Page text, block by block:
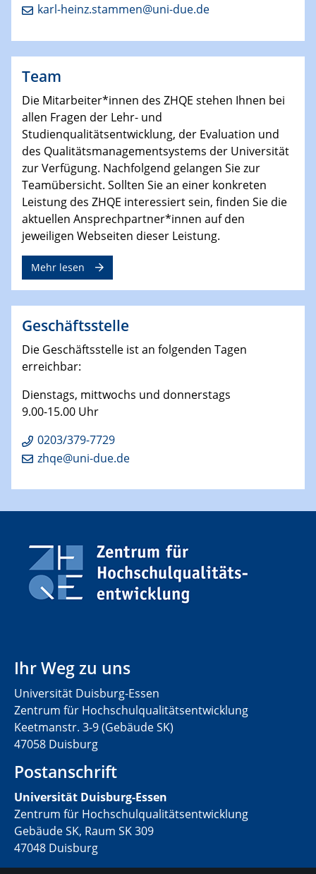
karl-heinz.stammen@uni-due.de
Team
Die Mitarbeiter*innen des ZHQE stehen Ihnen bei
allen Fragen der Lehr- und
Studienqualitätsentwicklung, der Evaluation und
des Qualitätsmanagementsystems der Universität
zur Verfügung. Nachfolgend gelangen Sie zur
Teamübersicht. Sollten Sie an einer konkreten
Leistung des ZHQE interessiert sein, finden Sie die
aktuellen Ansprechpartner*innen auf den
jeweiligen Webseiten dieser Leistung.
Mehr lesen
Geschäftsstelle
Die Geschäftsstelle ist an folgenden Tagen
erreichbar:
Dienstags, mittwochs und donnerstags
9.00-15.00 Uhr
0203/379-7729
zhqe@uni-due.de
Ihr Weg zu uns
Universität Duisburg-Essen
Zentrum für Hochschulqualitätsentwicklung
Keetmanstr. 3-9 (Gebäude SK)
47058 Duisburg
Postanschrift
Universität Duisburg-Essen
Zentrum für Hochschulqualitätsentwicklung
Gebäude SK, Raum SK 309
47048 Duisburg